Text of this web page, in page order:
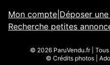
Mon compte Déposer
Recherche petites
© 2026 ParuVendu.fr |
© Crédits photos |